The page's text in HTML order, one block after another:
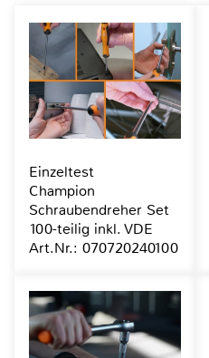
Einzeltest
Champion
Schraubendreher Set
100-teilig inkl. VDE
Art.Nr.: 070720240100